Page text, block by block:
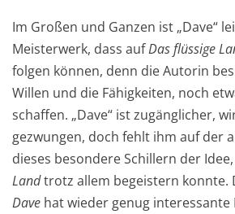
Im Großen und Ganzen ist „Dave“
Meisterwerk, dass aufDas flüssige
folgen können, denn die Autorin
Willen und die Fähigkeiten, noch
schaffen. „Dave“ ist zugänglicher,
gezwungen, doch fehlt ihm auf der
dieses besondere Schillern der
Landtrotz allem begeistern konnte.
Dave hat wieder genug